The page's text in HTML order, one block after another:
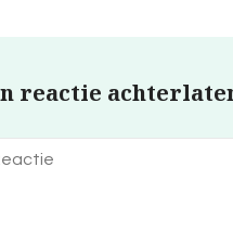
reactie